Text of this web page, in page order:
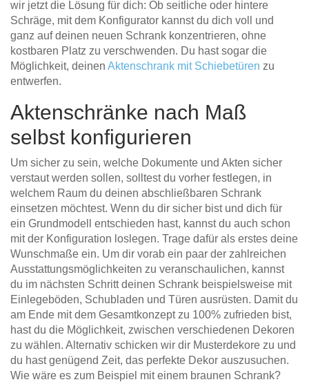
wir jetzt die Lösung für dich: Ob seitliche oder hintere
Schräge, mit dem Konfigurator kannst du dich voll und
ganz auf deinen neuen Schrank konzentrieren, ohne
kostbaren Platz zu verschwenden. Du hast sogar die
Möglichkeit, deinen Aktenschrank mit Schiebetüren zu
entwerfen.
Aktenschränke nach Maß
selbst konfigurieren
Um sicher zu sein, welche Dokumente und Akten sicher
verstaut werden sollen, solltest du vorher festlegen, in
welchem Raum du deinen abschließbaren Schrank
einsetzen möchtest. Wenn du dir sicher bist und dich für
ein Grundmodell entschieden hast, kannst du auch schon
mit der Konfiguration loslegen. Trage dafür als erstes deine
Wunschmaße ein. Um dir vorab ein paar der zahlreichen
Ausstattungsmöglichkeiten zu veranschaulichen, kannst
du im nächsten Schritt deinen Schrank beispielsweise mit
Einlegeböden, Schubladen und Türen ausrüsten. Damit du
am Ende mit dem Gesamtkonzept zu 100% zufrieden bist,
hast du die Möglichkeit, zwischen verschiedenen Dekoren
zu wählen. Alternativ schicken wir dir Musterdekore zu und
du hast genügend Zeit, das perfekte Dekor auszusuchen.
Wie wäre es zum Beispiel mit einem braunen Schrank?